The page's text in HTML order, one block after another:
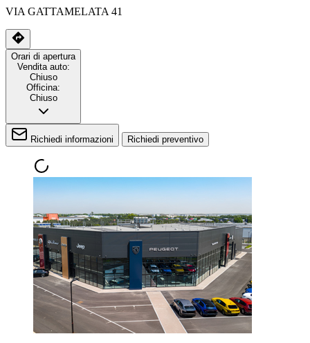
VIA GATTAMELATA 41
Orari di apertura
Vendita auto:
Chiuso
Officina:
Chiuso
Richiedi informazioni Richiedi preventivo